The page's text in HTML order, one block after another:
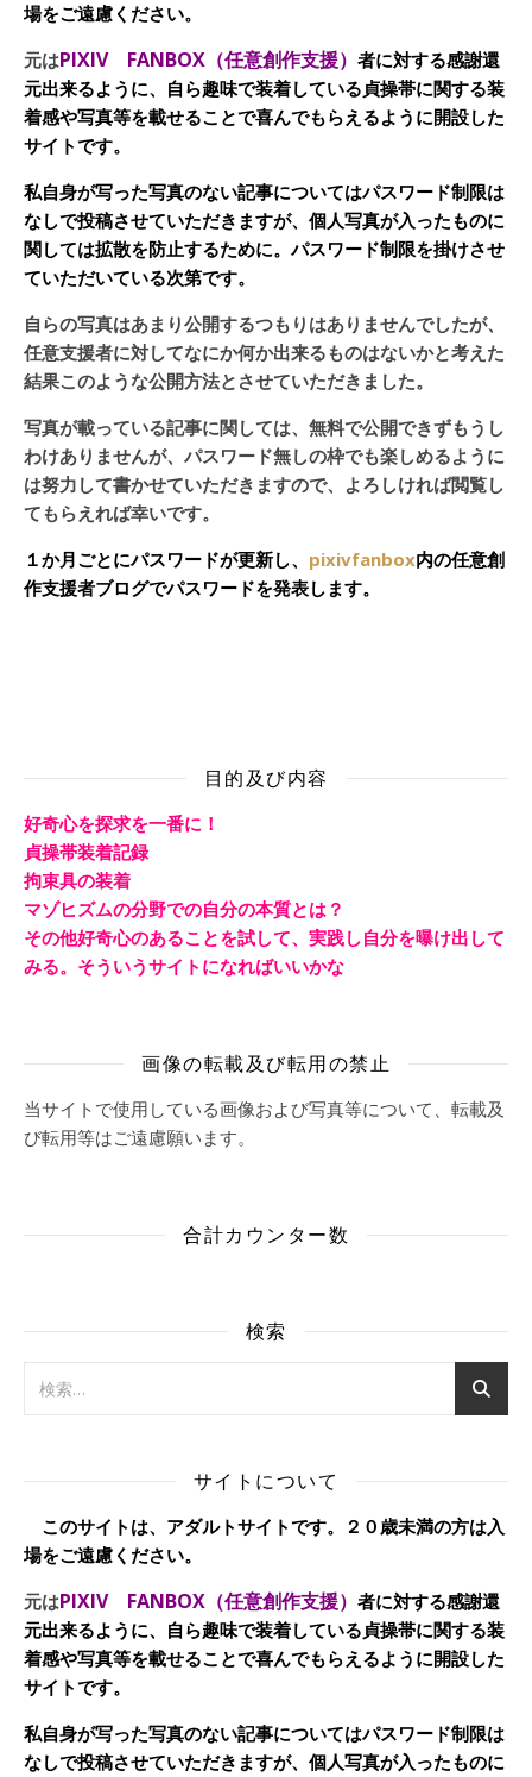
場をご遠慮ください。
元はPIXIV FANBOX（任意創作支援） 者に対する感謝還
元出来るように、自ら趣味で装着している貞操帯に関する装
着感や写真等を載せることで喜んでもらえるように開設した
サイトです。
私自身が写った写真のない記事についてはパスワード制限は
なしで投稿させていただきますが、個人写真が入ったものに
関しては拡散を防止するために。パスワード制限を掛けさせ
ていただいている次第です。
自らの写真はあまり公開するつもりはありませんでしたが、
任意支援者に対してなにか何か出来るものはないかと考えた
結果このような公開方法とさせていただきました。
写真が載っている記事に関しては、無料で公開できずもうし
わけありませんが、パスワード無しの枠でも楽しめるように
は努力して書かせていただきますので、よろしければ閲覧し
てもらえれば幸いです。
１か月ごとにパスワードが更新し、 pixivfanbox内の任意創
作支援者ブログでパスワードを発表します。
目的及び内容
好奇心を探求を一番に！
貞操帯装着記録
拘束具の装着
マゾヒズムの分野での自分の本質とは？
その他好奇心のあることを試して、実践し自分を曝け出して
みる。そういうサイトになればいいかな
画像の転載及び転用の禁止
当サイトで使用している画像および写真等について、転載及
び転用等はご遠慮願います。
合計カウンター数
検索
サイトについて
このサイトは、アダルトサイトです。２０歳未満の方は入
場をご遠慮ください。
元はPIXIV FANBOX（任意創作支援） 者に対する感謝還
元出来るように、自ら趣味で装着している貞操帯に関する装
着感や写真等を載せることで喜んでもらえるように開設した
サイトです。
私自身が写った写真のない記事についてはパスワード制限は
なしで投稿させていただきますが、個人写真が入ったものに